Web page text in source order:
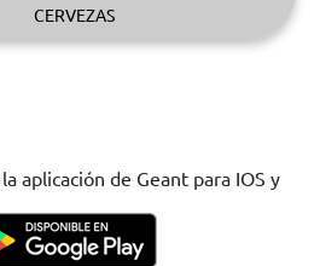
CERVEZAS
aplicación de Geant para IOS y